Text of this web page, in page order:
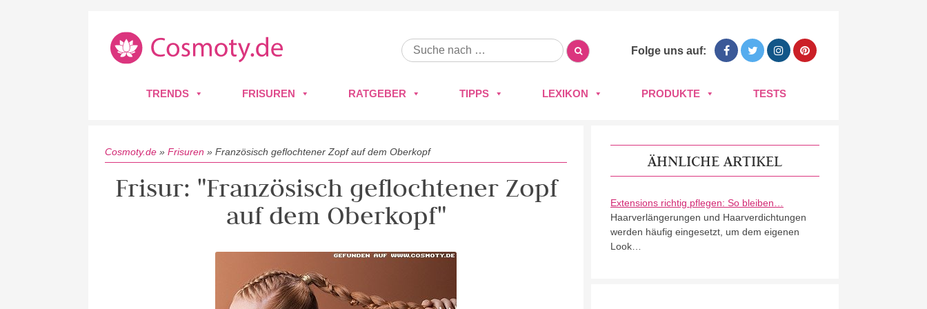
Folge uns auf:
TRENDS FRISUREN RATGEBER TIPPS LEXIKON PRODUKTE TESTS
Cosmoty.de » Frisuren » Französisch geflochtener Zopf auf dem Oberkopf
Frisur: "Französisch geflochtener Zopf
auf dem Oberkopf"
ÄHNLICHE ARTIKEL
Extensions richtig pflegen: So bleiben…
Haarverlängerungen und Haarverdichtungen
werden häufig eingesetzt, um dem eigenen
Look…